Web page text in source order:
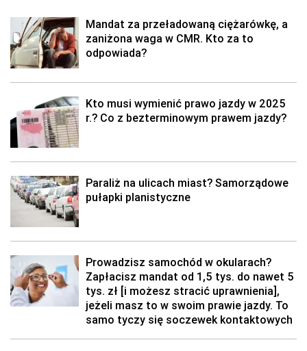
Mandat za przeładowaną ciężarówkę, a
zaniżona waga w CMR. Kto za to
odpowiada?
Kto musi wymienić prawo jazdy w 2025
r.? Co z bezterminowym prawem jazdy?
Paraliż na ulicach miast? Samorządowe
pułapki planistyczne
Prowadzisz samochód w okularach?
Zapłacisz mandat od 1,5 tys. do nawet 5
tys. zł [i możesz stracić uprawnienia],
jeżeli masz to w swoim prawie jazdy. To
samo tyczy się soczewek kontaktowych